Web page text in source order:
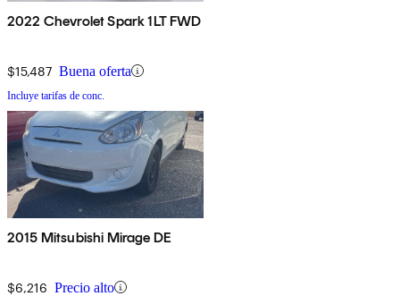
2022 Chevrolet Spark 1LT FWD
$15,487 Buena oferta
Incluye tarifas de conc.
2015 Mitsubishi Mirage DE
$6,216 Precio alto